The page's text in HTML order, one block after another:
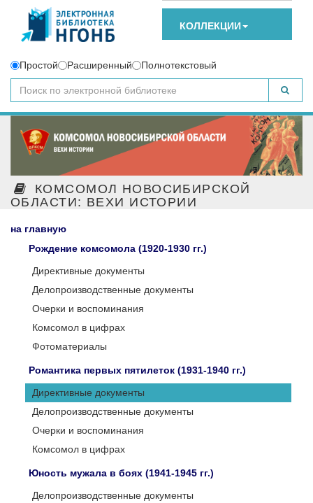
КОЛЛЕКЦИИ
Простой Расширенный Полнотекстовый
КОМСОМОЛ НОВОСИБИРСКОЙ
ОБЛАСТИ: ВЕХИ ИСТОРИИ
на главную
Рождение комсомола (1920-1930 гг.)
Директивные документы
Делопроизводственные документы
Очерки и воспоминания
Комсомол в цифрах
Фотоматериалы
Романтика первых пятилеток (1931-1940 гг.)
Директивные документы
Делопроизводственные документы
Очерки и воспоминания
Комсомол в цифрах
Юность мужала в боях (1941-1945 гг.)
Делопроизводственные документы